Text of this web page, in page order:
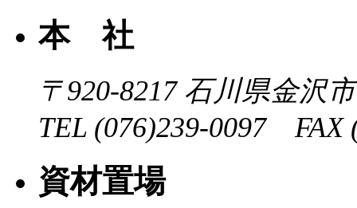
本 社
〒920-8217 石川県金沢
TEL (076)239-0097 FAX
資材置場